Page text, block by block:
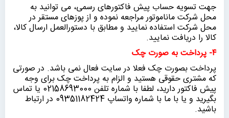
جهت تسویه حساب پیش فاکتورهای رسمی، می توانید به
محل شرکت ماناموتور مراجعه نموده و از پوزهای مستقر در
محل شرکت استفاده نمایید و مطابق با دستورالعمل ارسال کالا،
کالا را دریافت نمایید.
۴- پرداخت به صورت چک
پرداخت بصورت چک فعلا در سایت فعال نمی باشد. در صورتی
که مشتری حقوقی هستید و الزام به پرداخت چک برای وجه
پیش فاکتور دارید، لطفا با شماره تلفن 02158693000 یا تماس
بگیرید و یا با ما با شماره واتساپ 09351182424 در ارتباط
باشید.